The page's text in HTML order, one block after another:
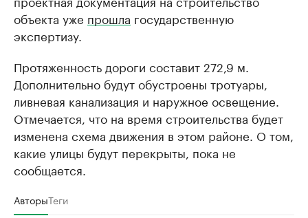
объекта уже прошла государственную
экспертизу.
Протяженность дороги составит 272,9 м.
Дополнительно будут обустроены тротуары,
ливневая канализация и наружное освещение.
Отмечается, что на время строительства будет
изменена схема движения в этом районе. О том,
какие улицы будут перекрыты, пока не
сообщается.
АвторыТеги